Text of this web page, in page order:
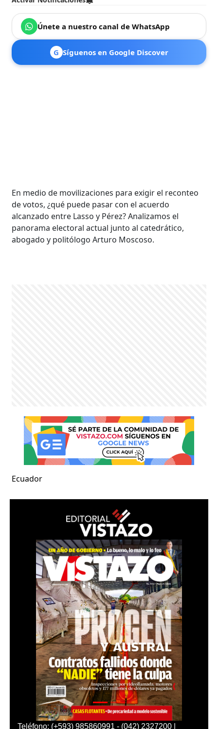
Únete a nuestro canal de WhatsApp
G Síguenos en Google Discover
En medio de movilizaciones para exigir el reconteo
de votos, ¿qué puede pasar con el acuerdo
alcanzado entre Lasso y Pérez? Analizamos el
panorama electoral actual junto al catedrático,
abogado y politólogo Arturo Moscoso.
Ecuador
Teléfono: (+593) 985860991 - (042) 2327200 |